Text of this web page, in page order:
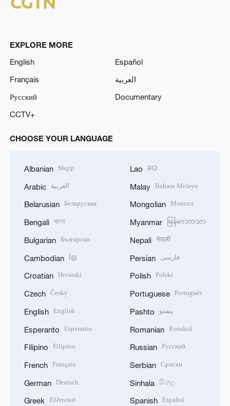
EXPLORE MORE
English
Español
Français
العربية
Русский
Documentary
CCTV+
CHOOSE YOUR LANGUAGE
Albanian Shqip
Arabic العربية
Belarusian Беларуская
Bengali বাংলা
Bulgarian Български
Cambodian ខ្មែរ
Croatian Hrvatski
Czech Český
English English
Esperanto Esperanto
Filipino Filipino
French Français
German Deutsch
Greek Ελληνικά
Lao ລາວ
Malay Bahasa Melayu
Mongolian Монгол
Myanmar မြန်မာဘာသာ
Nepali नेपाली
Persian فارسی
Polish Polski
Portuguese Português
Pashto پښتو
Romanian Română
Russian Русский
Serbian Српски
Sinhala සිංහල
Spanish Español